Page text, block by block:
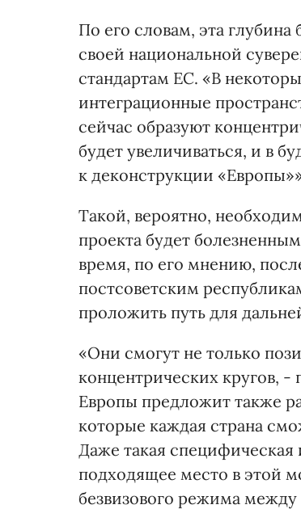
По его словам, эта глубина
своей национальной
стандартам ЕС. «В
интеграционные
сейчас образуют
будет увеличиваться, и в
к деконструкции
Такой, вероятно,
проекта будет
время, по его мнению,
постсоветским
проложить путь для
«Они смогут не только
концентрических кругов,
Европы предложит также
которые каждая страна
Даже такая специфическая
подходящее место в этой
безвизового режима